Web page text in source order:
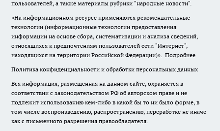
пользователей, а также материалы рубрики "народные новости".
«На информационном ресурсе применяются рекомендательные
технологии (информационные технологии предоставления
информации на основе сбора, систематизации и анализа сведений,
относящихся к предпочтениям пользователей сети "Интернет",
находящихся на территории Российской Федерации)». Подробнее
Политика конфиденциальности и обработки персональных данных
Вся информация, размещенная на данном сайте, охраняется в
соответствии с законодательством РФ об авторском праве и не
подлежит использованию кем-либо в какой бы то ни было форме, в
том числе воспроизведению, распространению, переработке не иначе
как с письменного разрешения правообладателя.